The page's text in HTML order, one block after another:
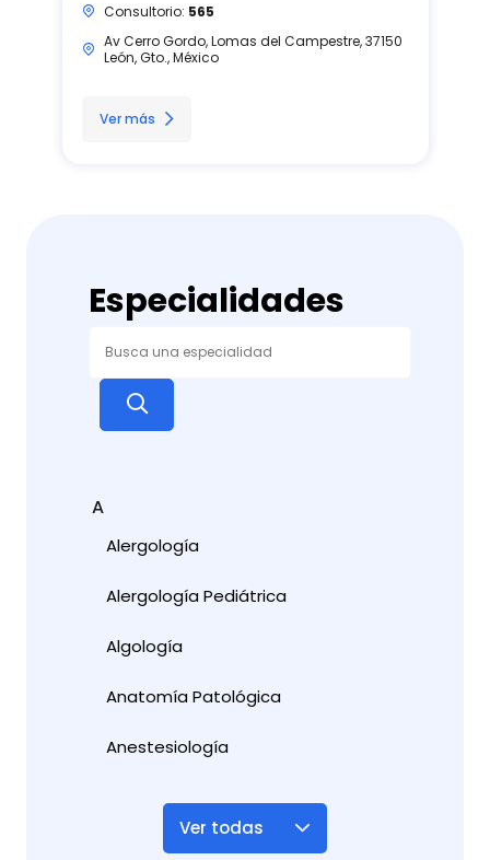
Consultorio: 565
Av Cerro Gordo, Lomas del Campestre, 37150
León, Gto., México
Ver más
Especialidades
A
Alergología
Alergología Pediátrica
Algología
Anatomía Patológica
Anestesiología
Ver todas